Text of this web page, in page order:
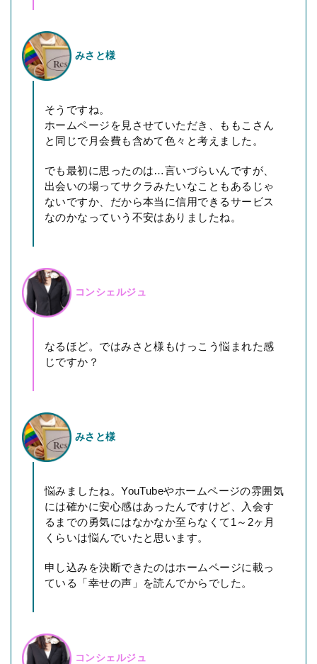
みさと様
そうですね。
ホームページを見させていただき、ももこさん
と同じで月会費も含めて色々と考えました。
でも最初に思ったのは…言いづらいんですが、
出会いの場ってサクラみたいなこともあるじゃ
ないですか、だから本当に信用できるサービス
なのかなっていう不安はありましたね。
コンシェルジュ
なるほど。ではみさと様もけっこう悩まれた感
じですか？
みさと様
悩みましたね。YouTubeやホームページの雰囲気
には確かに安心感はあったんですけど、入会す
るまでの勇気にはなかなか至らなくて1～2ヶ月
くらいは悩んでいたと思います。
申し込みを決断できたのはホームページに載っ
ている「幸せの声」を読んでからでした。
コンシェルジュ